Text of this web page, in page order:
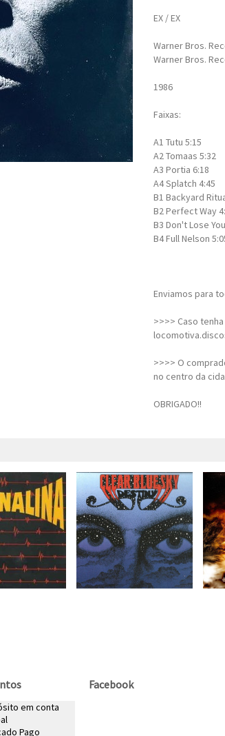
EX / EX
Warner Bros.
Warner Bros.
1986
Faixas:
A1 Tutu 5:15
A2Tomaas 5:32
A3 Portia 6:18
A4Splatch 4:45
B1 Backyard
B2Perfect Way
B3 Don't Lose
B4Full Nelson
Enviamos para
>>>> Caso
>>>> O
no centro da
OBRIGADO!!
em conta
Pago
Facebook